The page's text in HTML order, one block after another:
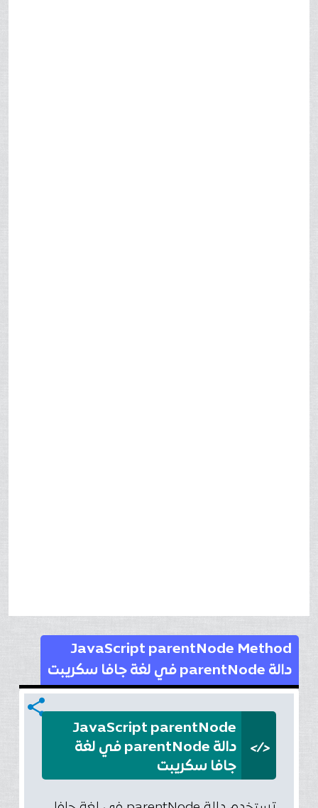
JavaScript parentNode Method
دالة parentNode في لغة جافا سكريبت
share
</>
JavaScript parentNode
دالة parentNode في لغة
جافا سكريبت